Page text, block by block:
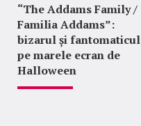
“The Addams Family /
Familia Addams”:
bizarul și fantomaticul
pe marele ecran de
Halloween